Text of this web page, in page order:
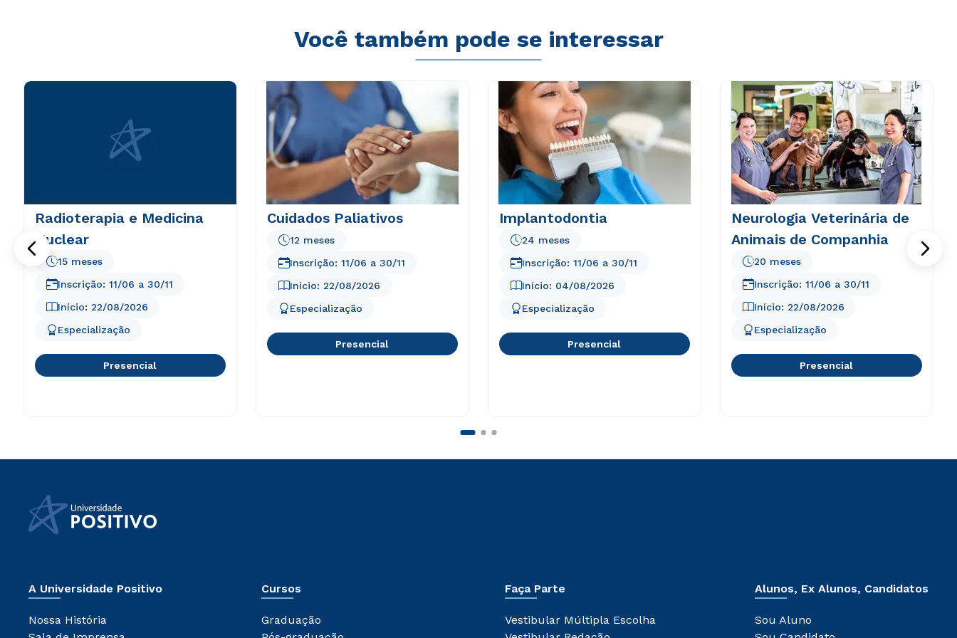
Você também pode se interessar
Radioterapia e Medicina
Nuclear
Início: 22/08/2026
15 meses
Especialização
Inscrição: 11/06 a 30/11
Presencial
Cuidados Paliativos
Início: 22/08/2026
12 meses
Especialização
Inscrição: 11/06 a 30/11
Presencial
Implantodontia
Início: 04/08/2026
24 meses
Especialização
Inscrição: 11/06 a 30/11
Presencial
Neurologia Veterinária de
Animais de Companhia
Início: 22/08/2026
20 meses
Especialização
Inscrição: 11/06 a 30/11
Presencial
A Universidade Positivo
Nossa História
Cursos
Graduação
Faça Parte
Vestibular Múltipla Escolha
Alunos, Ex Alunos, Candidatos
Sou Aluno